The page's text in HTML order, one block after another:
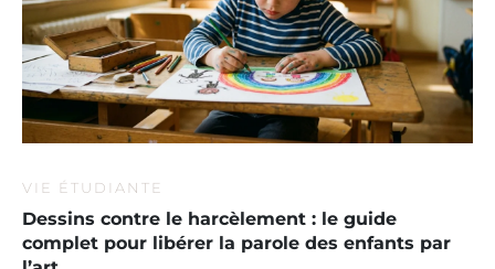
VIE ÉTUDIANTE
Dessins contre le harcèlement : le guide
complet pour libérer la parole des enfants par